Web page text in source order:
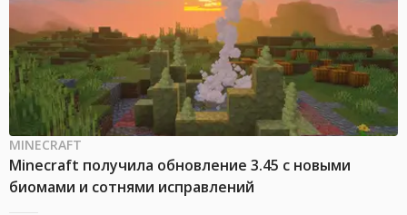
MINECRAFT
Minecraft получила обновление 3.45 с новыми
биомами и сотнями исправлений